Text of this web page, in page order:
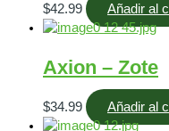
$42.99 Añadir al
Axion – Zote
$34.99 Añadir al